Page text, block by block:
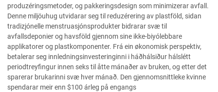
produzéringsmetoder, og pakkeringsdesign som minimizerar avfall.
Denne miljöuhug utvidarar seg til reduzérering av plastföld, sidan
tradizjónelle menstruasjónsprodukter bidrarar svæ til
avfallsdeponier og havsföld gjennom sine ikke-biyólebbare
applikatorer og plastkomponenter. Frá ein økonomisk perspektiv,
betalerar seg innledningsinvesteringinni i háðhálsiður hálslétt
periodtreyfingur innen seks til åtte mánaðer av bruken, og etter det
sparerar brukarinni svæ hver mánað. Den gjennomsnittleke kvinne
spendarar meir enn $100 árleg på engangs